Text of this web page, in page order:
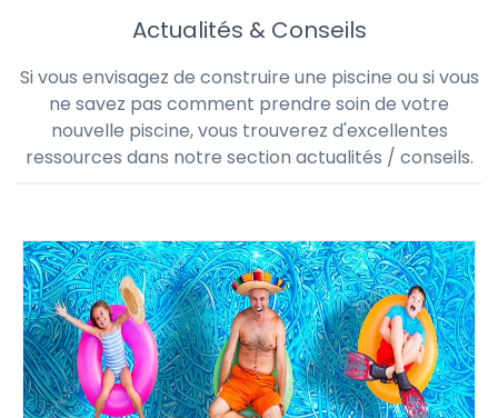
Actualités & Conseils
Si vous envisagez de construire une piscine ou si vous
ne savez pas comment prendre soin de votre
nouvelle piscine, vous trouverez d'excellentes
ressources dans notre section actualités / conseils.